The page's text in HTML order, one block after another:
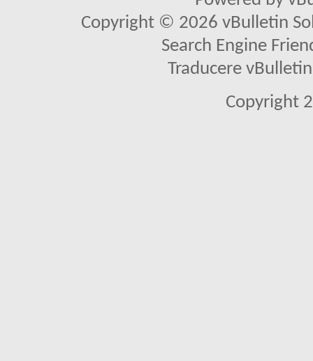
Copyright © 2026 vBulletin
Search Engine
Traducere
Copyright